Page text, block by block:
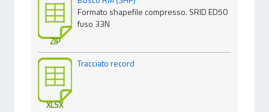
ZIP
Formato shapefile compresso. SRID ED50
fuso 33N
XLSX
Tracciato record